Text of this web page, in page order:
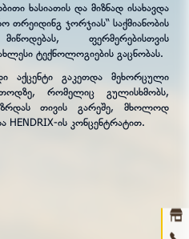
ხასიათის და მიზნად ისახავდა
თრეიდინგ ჯორჯიას“ საქმიანობის
ფერმერებისთვის
ტექნოლოგიების გაცნობას.
აქცენტი გაკეთდა მეხორცული
რომელიც გულისხმობს,
თივის გარეშე, მხოლოდ
ის კონცენტრატით.